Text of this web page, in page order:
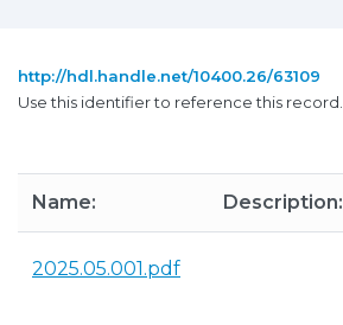
http://hdl.handle.net/10400.26/63109
Use this identifier to reference this record.
Name: Description:
2025.05.001.pdf